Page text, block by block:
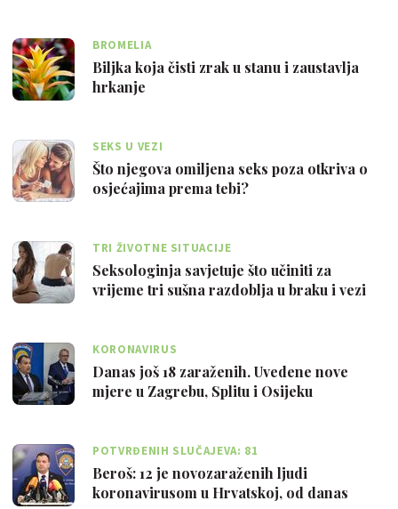
BROMELIA
Biljka koja čisti zrak u stanu i zaustavlja
hrkanje
SEKS U VEZI
Što njegova omiljena seks poza otkriva o
osjećajima prema tebi?
TRI ŽIVOTNE SITUACIJE
Seksologinja savjetuje što učiniti za
vrijeme tri sušna razdoblja u braku i vezi
KORONAVIRUS
Danas još 18 zaraženih. Uvedene nove
mjere u Zagrebu, Splitu i Osijeku
POTVRĐENIH SLUČAJEVA: 81
Beroš: 12 je novozaraženih ljudi
koronavirusom u Hrvatskoj, od danas